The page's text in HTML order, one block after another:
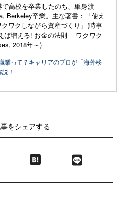
高校を卒業したのち、単身渡
Berkeley卒業。主な著書：「使え
ワクしながら資産づくり」(時事
ば増える! お金の法則 ―ワクワク
2018年～)
業って？キャリアのプロが「海外移
！
をシェアする